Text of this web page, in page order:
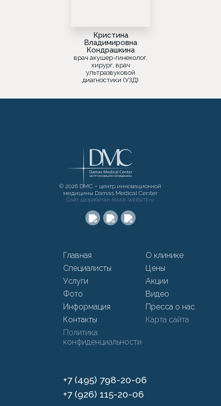
Кристина
Владимировна
Кондрашкина
врач акушер-гинеколог,
хирург, врач
ультразвуковой
диагностики (УЗД)
© 2026 DMC – центр инновационной
медицины Damas Medical Center
Сайт разработан MAKE-WEBSITE.ru
Главная
О клинике
Специалисты
Цены
Услуги
Акции
Фото
Видео
Информация
Пресса о нас
Контакты
Карта сайта
Политика
конфиденциальности
+7 (495) 798-20-06
+7 (926) 115-20-06